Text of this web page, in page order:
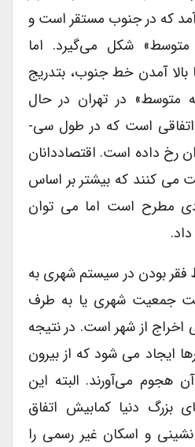
که در جنوب مستقر است و
متوسط» شکل می‌گیرد. اما
آمدن خط جنوب، بتدریج
در تهران در حال
است که در طول سی-
رخ داده است. اقتصاددانان
می کنند که بیشتر بر اساس
مطرح است اما می توان
بودن در سیستم شهری به
جمعیت شهری یا به طرف
از شهر است. در نتیجه
ایجاد می شود که از بیرون
می‌آورند. البته این
بزرگ دنیا کمابیش اتفاق
و اسکان غیر رسمی را